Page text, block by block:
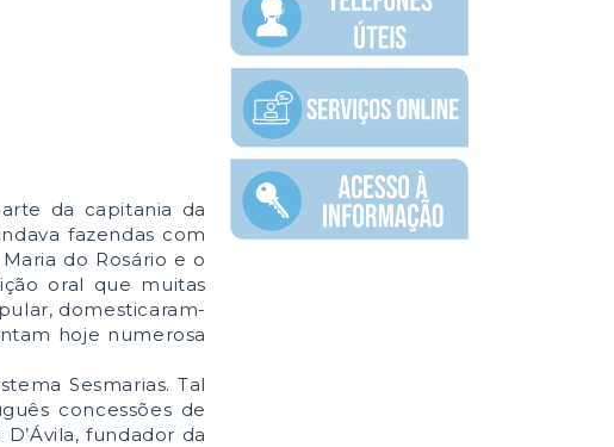
da capitania da
fazendas com
do Rosário e o
oral que muitas
domesticaram-
hoje numerosa
Sesmarias. Tal
concessões de
fundador da